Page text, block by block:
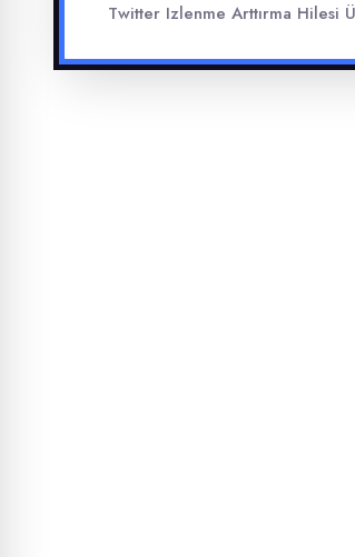
Twitter Izlenme Arttırma Hilesi